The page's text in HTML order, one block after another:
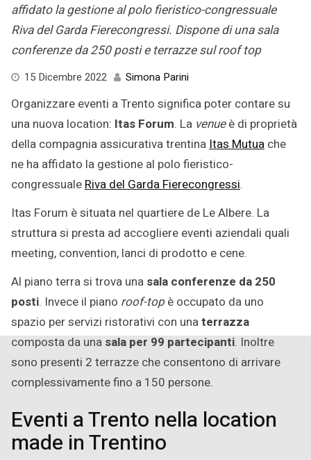
affidato la gestione al polo fieristico-congressuale
Riva del Garda Fierecongressi. Dispone di una sala
conferenze da 250 posti e terrazze sul roof top
15 Dicembre 2022 Simona Parini
Organizzare eventi a Trento significa poter contare su
una nuova location: Itas Forum. La venueè di proprietà
della compagnia assicurativa trentinaItas Mutua che
ne ha affidato la gestione al polo fieristico-
congressualeRiva del Garda Fierecongressi.
Itas Forum è situata nel quartiere de Le Albere. La
struttura si presta ad accogliere eventi aziendali quali
meeting, convention, lanci di prodotto e cene.
Al piano terra si trova una sala conferenze da 250
posti. Invece il piano roof-top è occupato da uno
spazio per servizi ristorativi con unaterrazza
composta da una sala per 99 partecipanti. Inoltre
sono presenti 2 terrazze che consentono di arrivare
complessivamente fino a 150 persone.
Eventi a Trento nella location
made in Trentino